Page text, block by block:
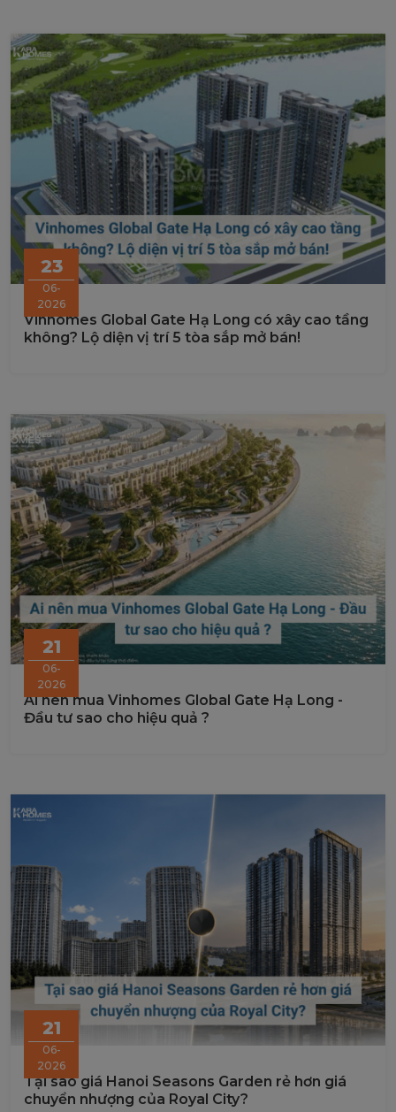
23
06-
2026
Vinhomes Global Gate Hạ Long có xây cao tầng
không? Lộ diện vị trí 5 tòa sắp mở bán!
21
06-
2026
Ai nên mua Vinhomes Global Gate Hạ Long -
Đầu tư sao cho hiệu quả ?
21
06-
2026
Tại sao giá Hanoi Seasons Garden rẻ hơn giá
chuyển nhượng của Royal City?